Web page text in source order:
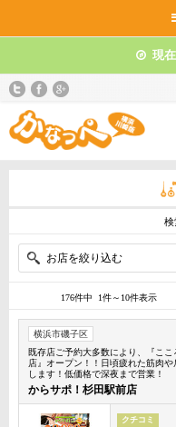
現
検
お店を絞り込む
176件中 1件～10件表示
横浜市磯子区
既存店ご予約大多数により、『こ
店』オープン！！日頃疲れた筋肉
します！低価格で深夜まで営業！
からサポ！杉田駅前店
クチコミ